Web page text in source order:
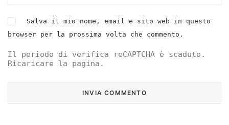
Salva il mio nome, email e sito web in questo
browser per la prossima volta che commento.
Il periodo di verifica reCAPTCHA è scaduto.
Ricaricare la pagina.